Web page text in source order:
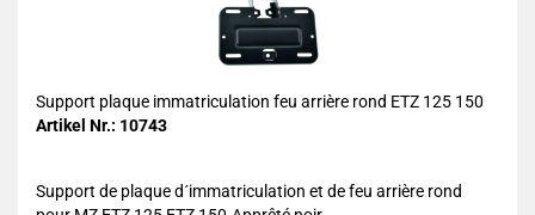
Support plaque immatriculation feu arrière rond ETZ 125 150
Artikel Nr.: 10743
Support de plaque d´immatriculation et de feu arrière rond